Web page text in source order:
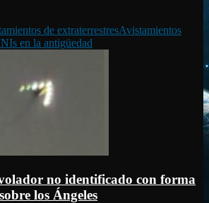
de extraterrestresAvistamientos
en la antigüedad
no identificado con forma
los Ángeles